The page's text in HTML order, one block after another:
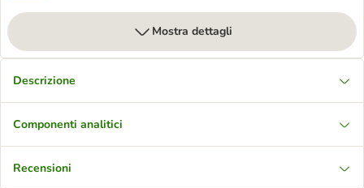
Mostra dettagli
Descrizione
Componenti analitici
Recensioni